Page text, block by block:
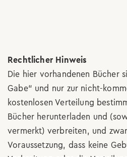
Rechtlicher Hinweis
Die hier vorhandenen Bücher
Gabe“ und nur zur nicht-
kostenlosen Verteilung
Bücher herunterladen und
vermerkt) verbreiten, und
Voraussetzung, dass keine